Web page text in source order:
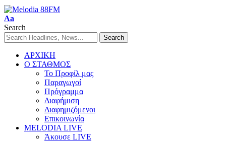
Aa
Search
ΑΡΧΙΚΗ
Ο ΣΤΑΘΜΟΣ
Το Προφίλ μας
Παραγωγοί
Πρόγραμμα
Διαφήμιση
Διαφημιζόμενοι
Επικοινωνία
MELODIA LIVE
Άκουσε LIVE